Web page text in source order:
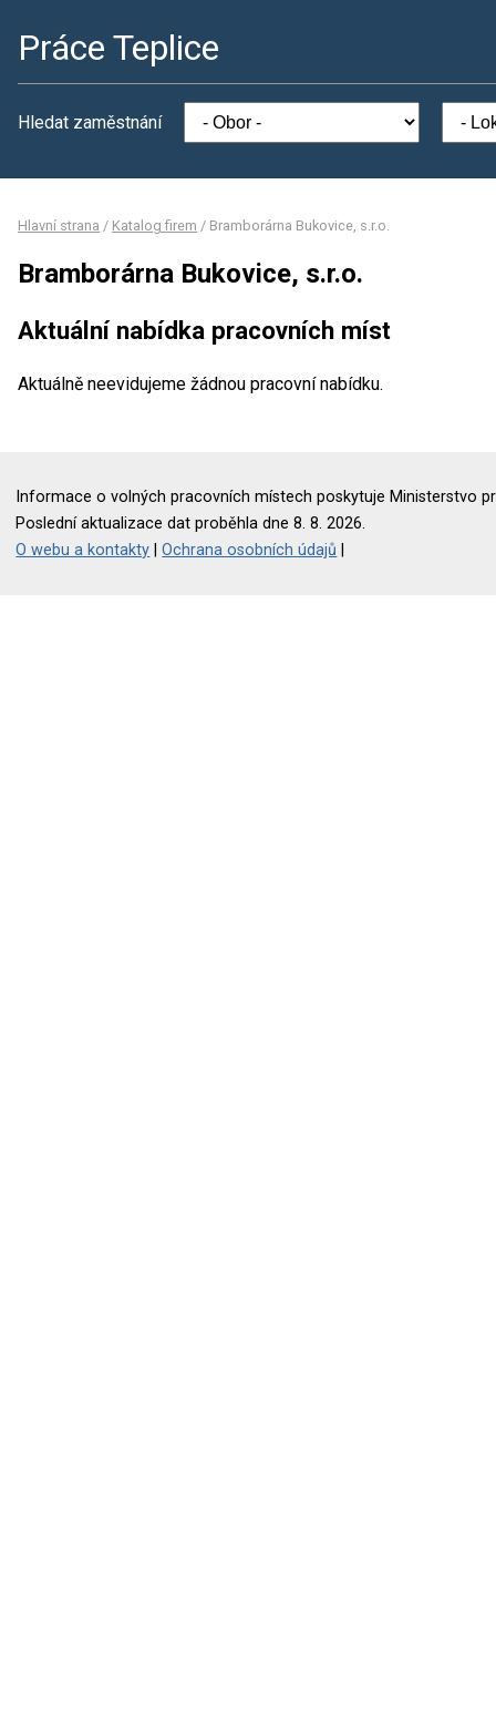
Práce Teplice
Hledat zaměstnání
Hlavní strana / Katalog firem / Bramborárna Bukovice, s.r.o.
Bramborárna Bukovice, s.r.o.
Aktuální nabídka pracovních míst
Aktuálně neevidujeme žádnou pracovní nabídku.
Informace o volných pracovních místech poskytuje Ministerstvo
Poslední aktualizace dat proběhla dne 8. 8. 2026.
O webu a kontakty |Ochrana osobních údajů